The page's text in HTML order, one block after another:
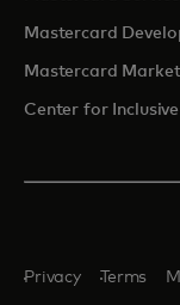
Mastercard
Mastercard
Center for
Privacy Terms